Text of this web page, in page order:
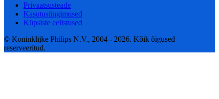
Privaatsusteade
Kasutustingimused
Küpsiste eelistused
© Koninklijke Philips N.V., 2004 - 2026. Kõik õigused
reserveeritud.